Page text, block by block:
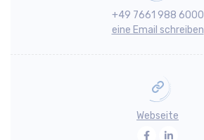
+49 7661 988 6000
eine Email schreiben
Webseite